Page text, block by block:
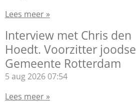
Lees meer »
Interview met Chris den
Hoedt. Voorzitter joodse
Gemeente Rotterdam
5 aug 2026 07:54
Lees meer »